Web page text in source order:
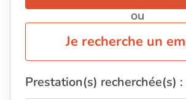
ou
Je recherche un
Prestation(s) recherchée(s) :